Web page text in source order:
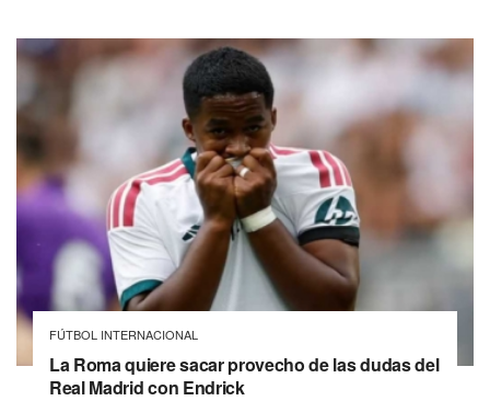
FÚTBOL INTERNACIONAL
La Roma quiere sacar provecho de las dudas del
Real Madrid con Endrick